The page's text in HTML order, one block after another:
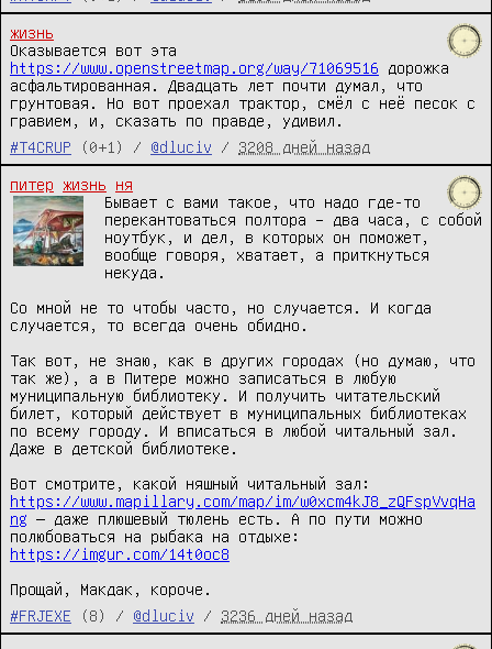
жизнь
https://www.openstreetmap.org/way/71069516 дорожка
асфальтированная. Двадцать лет почти думал, что
грунтовая. Но вот проехал трактор, смёл с неё песок с
гравием, и, сказать по правде, удивил.
#T4CRUP
(0+1) / @dluciv / 3208 дней назад
питер жизнь
ня
Бывает с вами такое, что надо где-то
перекантоваться полтора – два часа, с собой
ноутбук, и дел, в которых он поможет,
вообще говоря, хватает, а приткнуться
некуда.
Со мной не то чтобы часто, но случается. И когда
случается, то всегда очень обидно.
Так вот, не знаю, как в других городах (но думаю, что
так же), а в Питере можно записаться в любую
муниципальную библиотеку. И получить читательский
билет, который действует в муниципальных библиотеках
по всему городу. И вписаться в любой читальный зал.
Даже в детской библиотеке.
https://www.mapillary.com/map/im/w0xcm4kJ8_zQFspVvqHa
ng — даже плюшевый тюлень есть. А по пути можно
https://imgur.com/14t0oc8
Прощай, Макдак, короче.
#FRJEXE
(8) / @dluciv / 3236 дней назад